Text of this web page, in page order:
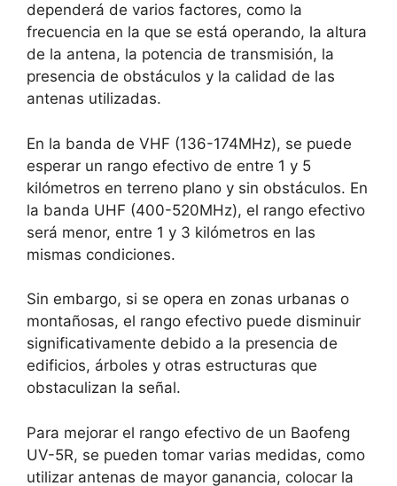
dependerá de varios factores, como la
frecuencia en la que se está operando, la altura
de la antena, la potencia de transmisión, la
presencia de obstáculos y la calidad de las
antenas utilizadas.
En la banda de VHF (136-174MHz), se puede
esperar un rango efectivo de entre 1 y 5
kilómetros en terreno plano y sin obstáculos. En
la banda UHF (400-520MHz), el rango efectivo
será menor, entre 1 y 3 kilómetros en las
mismas condiciones.
Sin embargo, si se opera en zonas urbanas o
montañosas, el rango efectivo puede disminuir
significativamente debido a la presencia de
edificios, árboles y otras estructuras que
obstaculizan la señal.
Para mejorar el rango efectivo de un Baofeng
UV-5R, se pueden tomar varias medidas, como
utilizar antenas de mayor ganancia, colocar la